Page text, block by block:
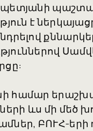
է
համար
ևս մի մեծ
ԲՈՒՀ-երի